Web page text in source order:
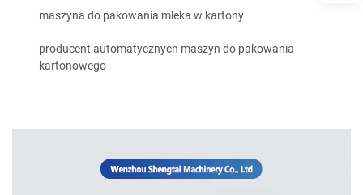
maszyna do pakowania mleka w kartony
producent automatycznych maszyn do pakowania
kartonowego